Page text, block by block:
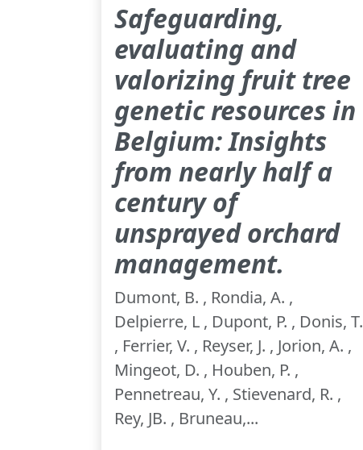
Safeguarding,
evaluating and
valorizing fruit tree
genetic resources in
Belgium: Insights
from nearly half a
century of
unsprayed orchard
management.
Dumont, B. , Rondia, A. ,
Delpierre, L , Dupont, P. , Donis, T.
, Ferrier, V. , Reyser, J. , Jorion, A. ,
Mingeot, D. , Houben, P. ,
Pennetreau, Y. , Stievenard, R. ,
Rey, JB. , Bruneau,...